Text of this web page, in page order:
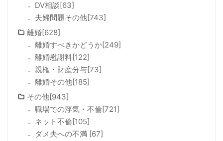
DV相談[63]
夫婦問題その他[743]
離婚[628]
離婚すべきかどうか[249]
離婚慰謝料[122]
親権・財産分与[73]
離婚その他[185]
その他[943]
職場での浮気・不倫[721]
ネット不倫[105]
ダメ夫への不満 [67]